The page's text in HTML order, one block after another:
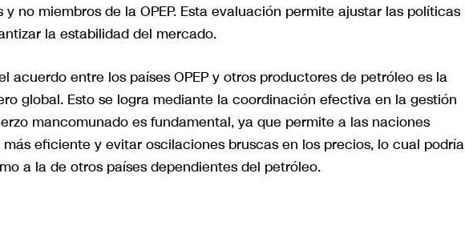
no miembros de la OPEP. Esta evaluación permite ajustar las políticas
la estabilidad del mercado.
acuerdo entre los países OPEP y otros productores de petróleo es la
global. Esto se logra mediante la coordinación efectiva en la gestión
mancomunado es fundamental, ya que permite a las naciones
eficiente y evitar oscilaciones bruscas en los precios, lo cual podría
a la de otros países dependientes del petróleo.